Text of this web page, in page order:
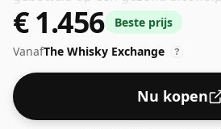
€ 1.456
Beste prijs
VanafThe Whisky Exchange ?
Nu kopen